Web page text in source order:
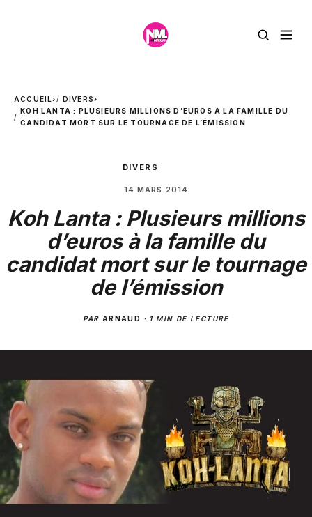
ACCUEIL› DIVERS›
KOH LANTA : PLUSIEURS MILLIONS D’EUROS À LA FAMILLE DU
CANDIDAT MORT SUR LE TOURNAGE DE L’ÉMISSION
DIVERS
14 MARS 2014
Koh Lanta : Plusieurs millions
d’euros à la famille du
candidat mort sur le tournage
de l’émission
PAR ARNAUD · 1 MIN DE LECTURE